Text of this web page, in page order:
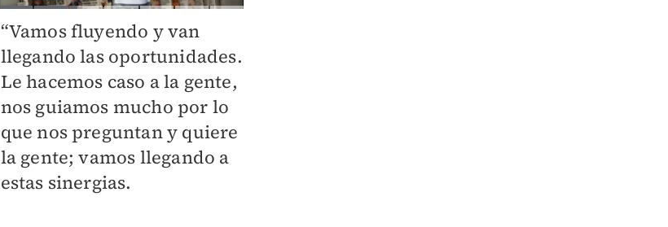
“Vamos fluyendo y van
llegando las oportunidades.
Le hacemos caso a la gente,
nos guiamos mucho por lo
que nos preguntan y quiere
la gente; vamos llegando a
estas sinergias.